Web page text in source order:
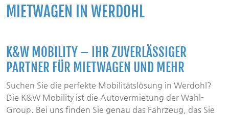
MIETWAGEN IN WERDOHL
K&W MOBILITY – IHR ZUVERLÄSSIGER
PARTNER FÜR MIETWAGEN UND MEHR
Suchen Sie die perfekte Mobilitätslösung in Werdohl?
Die K&W Mobility ist die Autovermietung der Wahl-
Group. Bei uns finden Sie genau das Fahrzeug, das Sie